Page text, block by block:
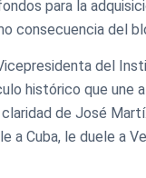
para la
consecuencia del
del
histórico que une
de José
a Cuba, le duele a